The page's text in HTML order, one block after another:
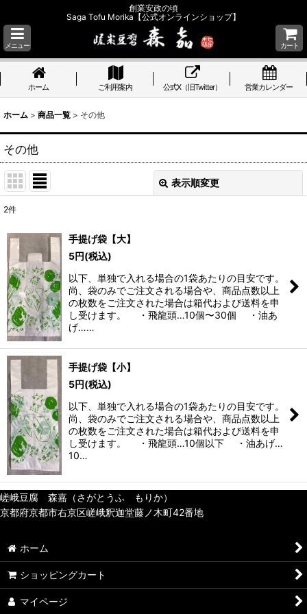
創業安政の頃
Saga Tofu Morika【公式オンラインショップ】
メニュー カート
ホーム ご利用案内 公式X（旧Twitter） 営業カレンダー
ホーム > 商品一覧 > その他
その他
表示順変更
並び順:
絞り込む
2件
手提げ袋【大】
5円(税込)
以下、単独で入れる場合の1袋あたりの目安です。
尚、袋のみでご注文される場合や、商品点数以上
の枚数をご注文された場合は箱代および送料を申
し受けます。 ・飛龍頭…10個〜30個 ・油あ
げ……
手提げ袋【小】
5円(税込)
以下、単独で入れる場合の1袋あたりの目安です。
尚、袋のみでご注文される場合や、商品点数以上
の枚数をご注文された場合は箱代および送料を申
し受けます。 ・飛龍頭…10個以下 ・油あげ…
10…
嵯峨豆腐 森嘉（さがとうふ もりか）
京都府京都市右京区嵯峨釈迦堂藤ノ木町42番地
ホーム
ショッピングカート
マイページ